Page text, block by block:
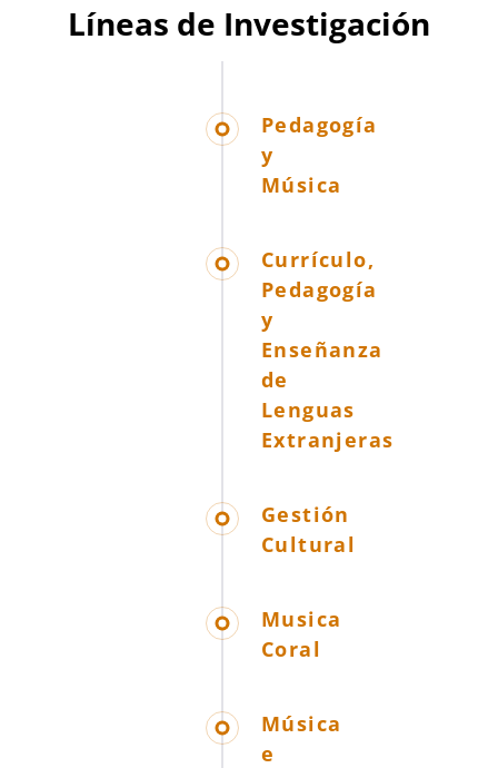
Líneas de Investigación
Pedagogía
y
Música
Currículo,
Pedagogía
y
Enseñanza
de
Lenguas
Extranjeras
Gestión
Cultural
Musica
Coral
Música
e